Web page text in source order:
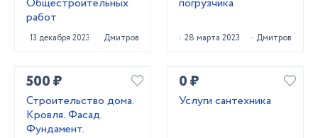
работ
13 декабря 2023 Дмитров 28 марта 2023 Дмитров
500 ₽
Строительство дома.
Кровля. Фасад.
Фундамент.
0 ₽
Услуги сантехника